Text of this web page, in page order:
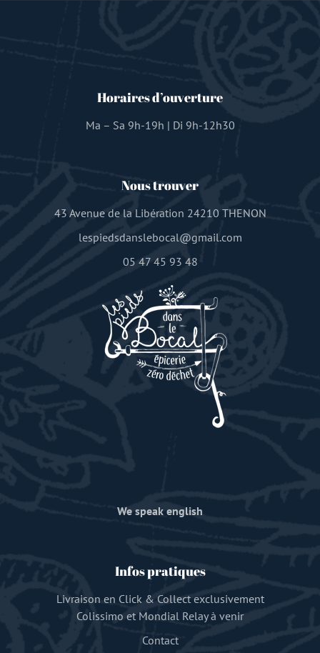
Horaires d’ouverture
Ma – Sa 9h-19h | Di 9h-12h30
Nous trouver
43 Avenue de la Libération 24210 THENON
lespiedsdanslebocal@gmail.com
05 47 45 93 48
We speak english
Infos pratiques
Livraison en Click & Collect exclusivement
Colissimo et Mondial Relay à venir
Contact